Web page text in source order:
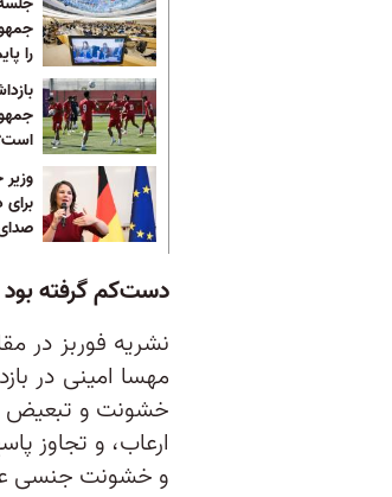
را
دست‌کم گرفته بود
نشریه فوربز در
مهسا امینی در
خشونت و تبعیض
ارعاب، و تجاوز
و خشونت‌ جنسی